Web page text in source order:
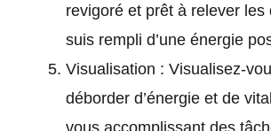
revigoré et prêt à relever les
suis rempli d’une énergie
Visualisation : Visualisez-
déborder d’énergie et de
vous accomplissant des